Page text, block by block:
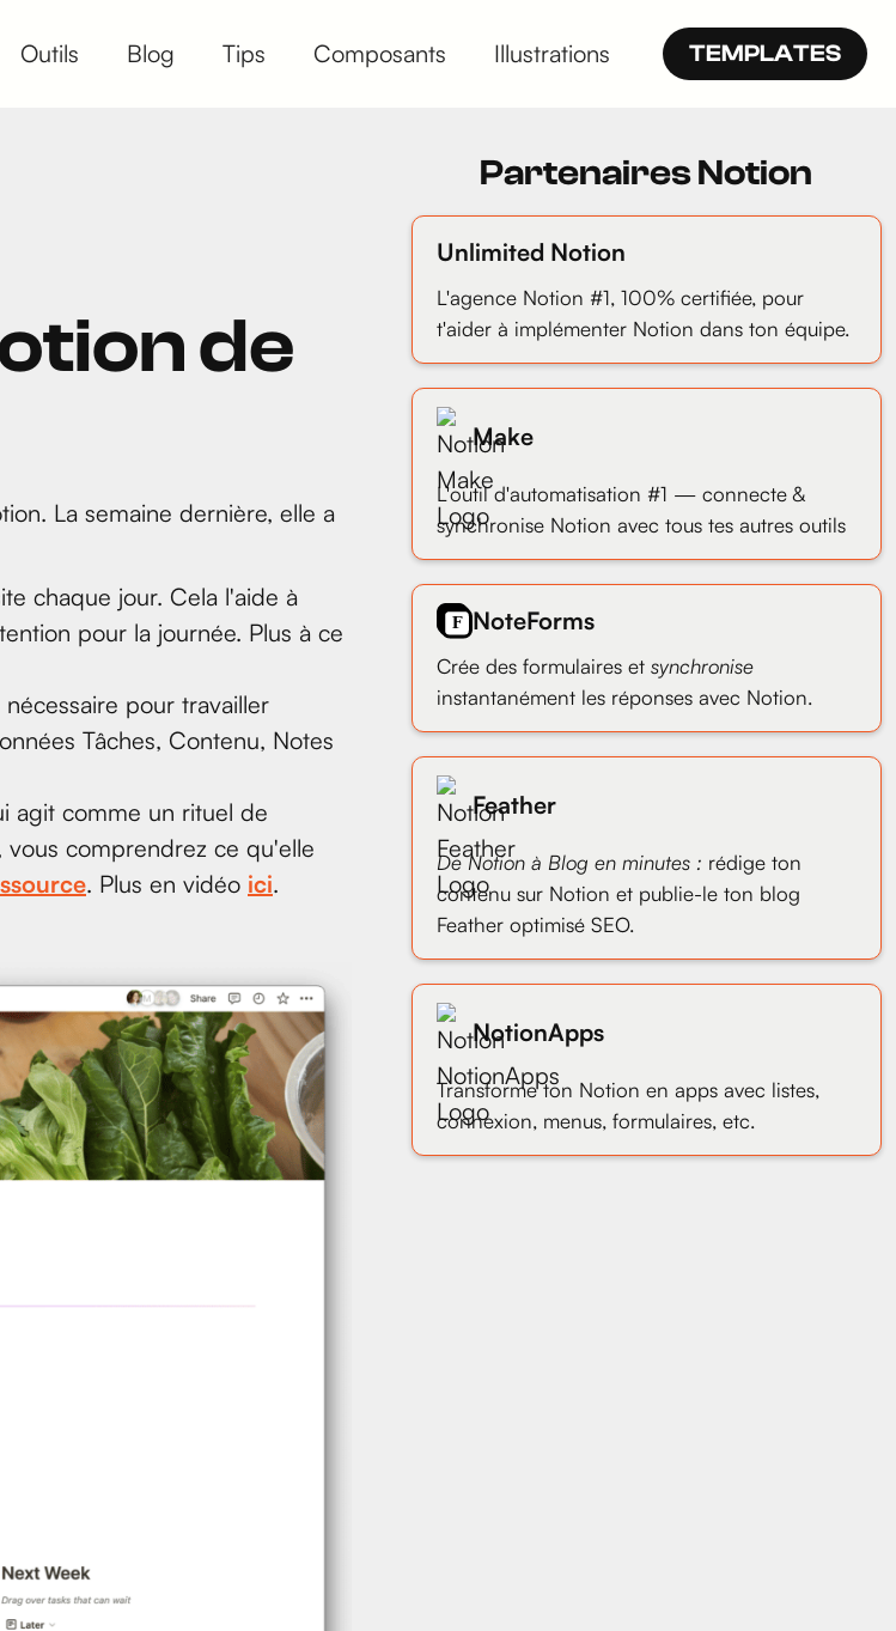
Outils Blog Tips Composants Illustrations TEMPLATES
de
La semaine dernière, elle a
chaque jour. Cela l'aide à
pour la journée. Plus à ce
pour travailler
Tâches, Contenu, Notes
agit comme un rituel de
comprendrez ce qu'elle
. Plus en vidéo ici.
Partenaires Notion
Unlimited Notion
L'agence Notion #1, 100% certifiée, pour
t'aider à implémenter Notion dans ton équipe.
Make
L'outil d'automatisation #1 — connecte &
synchronise Notion avec tous tes autres outils
NoteForms
Crée des formulaires et synchronise
instantanément les réponses avec Notion.
Feather
De Notion à Blog en minutes : rédige ton
contenu sur Notion et publie-le ton blog
Feather optimisé SEO.
NotionApps
Transforme ton Notion en apps avec listes,
connexion, menus, formulaires, etc.